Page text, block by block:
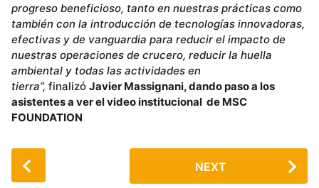
progreso beneficioso, tanto en nuestras prácticas como
también con la introducción de tecnologías innovadoras,
efectivas y de vanguardia para reducir el impacto de
nuestras operaciones de crucero, reducir la huella
ambiental y todas las actividades en
tierra”, finalizó Javier Massignani, dando paso a los
asistentes a ver el video institucional de MSC
FOUNDATION
P
o
NEXT